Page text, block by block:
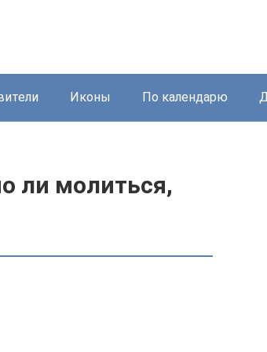
Иконы По календарю
ли молиться,